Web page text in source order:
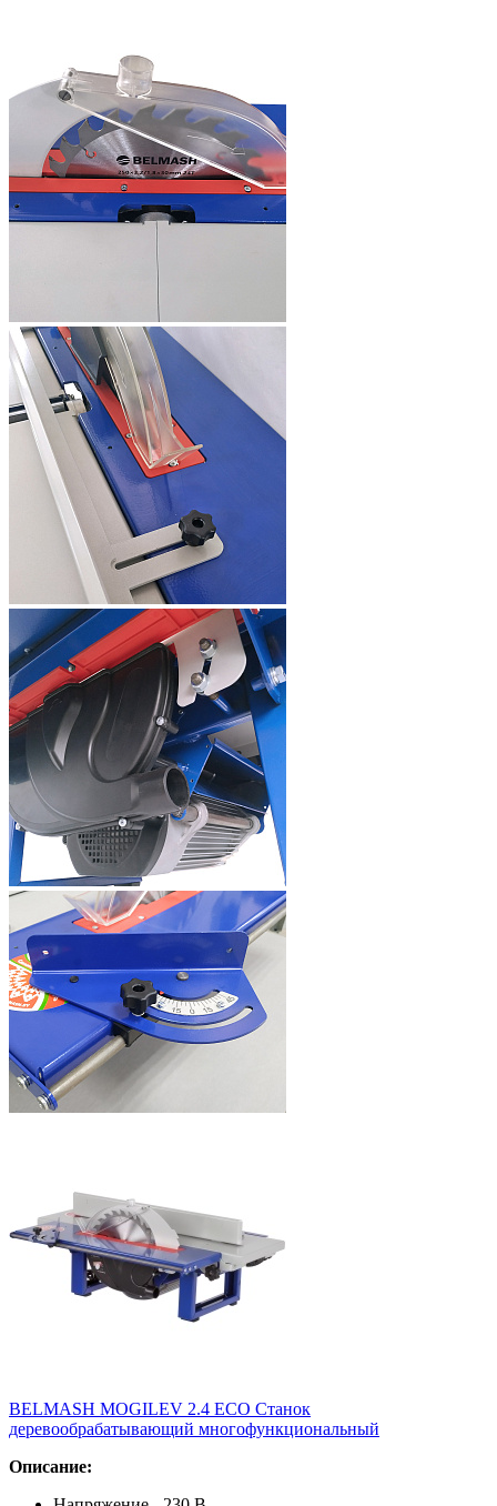
BELMASH MOGILEV 2.4 ECO Станок
деревообрабатывающий многофункциональный
Описание: